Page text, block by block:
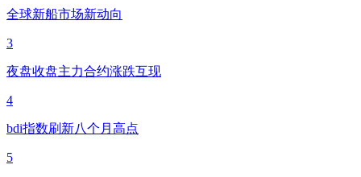
全球新船市场新动向
3
夜盘收盘主力合约涨跌互现
4
bdi指数刷新八个月高点
5